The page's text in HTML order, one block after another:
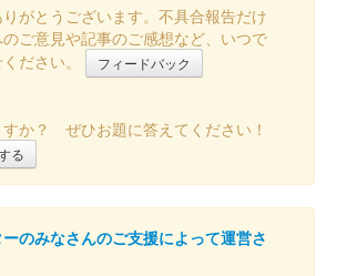
がとうございます。不具合報告だけ
ご意見や記事のご感想など、いつで
ださい。
フィードバック
か？ ぜひお題に答えてください！
る
のみなさんのご支援によって運営さ